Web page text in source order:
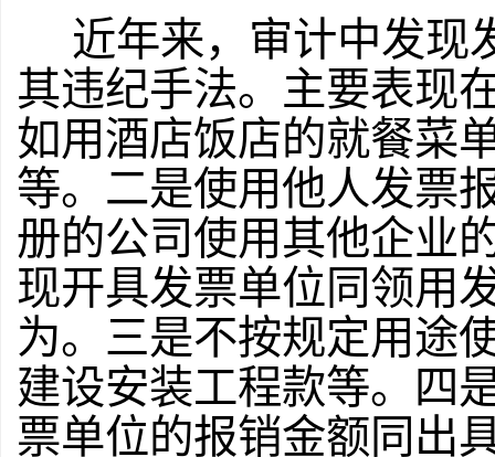
近年来，审计中发现
其违纪手法。主要表现
如用酒店饭店的就餐菜
等。二是使用他人发票
册的公司使用其他企业
现开具发票单位同领用
为。三是不按规定用途
建设安装工程款等。四
票单位的报销金额同出